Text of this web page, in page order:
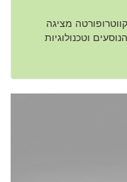
המזראטי קווטרופורטה מציגה
וטכנולוגיות